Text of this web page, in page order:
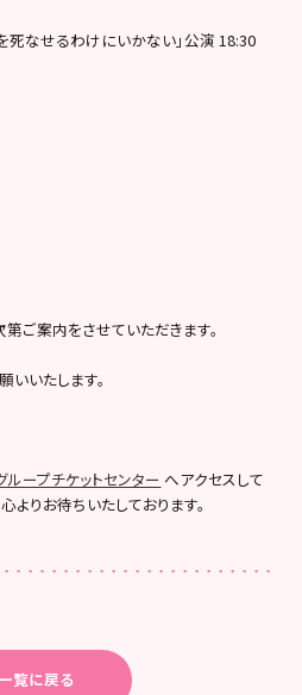
死なせるわけにいかない」公演 18:30
ご案内をさせていただきます。
いいたします。
ループチケットセンター へアクセスして
よりお待ちいたしております。
覧に戻る